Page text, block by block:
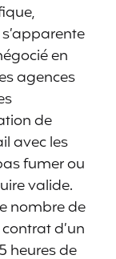
en
agences
de
avec les
fumer ou
valide.
nombre de
d’un
heures de